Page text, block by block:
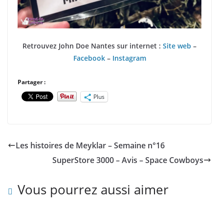
Retrouvez John Doe Nantes sur internet : Site web –
Facebook – Instagram
Partager :
Plus
Les histoires de Meyklar – Semaine n°16
SuperStore 3000 – Avis – Space Cowboys
Vous pourrez aussi aimer